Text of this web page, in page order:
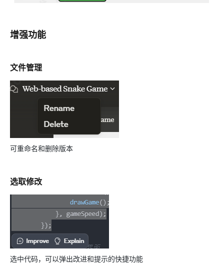
增强功能
文件管理
可重命名和删除版本
选取修改
选中代码，可以弹出改进和提示的快捷功能